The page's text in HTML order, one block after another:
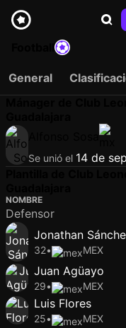
General
Se unió el 14 de
NOMBRE
Defensor
Jonathan
32• MEX
Juan Agüayo
29• MEX
Luis Flores
25• MEX